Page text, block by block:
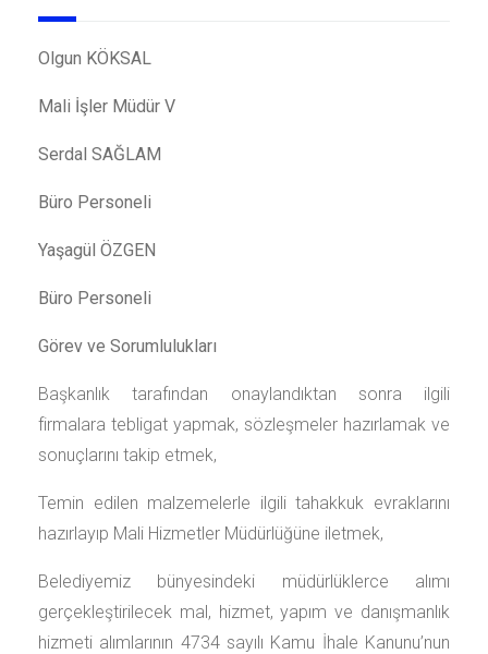
Olgun KÖKSAL
Mali İşler Müdür V
Serdal SAĞLAM
Büro Personeli
Yaşagül ÖZGEN
Büro Personeli
Görev ve Sorumlulukları
Başkanlık tarafından onaylandıktan sonra ilgili
firmalara tebligat yapmak, sözleşmeler hazırlamak ve
sonuçlarını takip etmek,
Temin edilen malzemelerle ilgili tahakkuk evraklarını
hazırlayıp Mali Hizmetler Müdürlüğüne iletmek,
Belediyemiz bünyesindeki müdürlüklerce alımı
gerçekleştirilecek mal, hizmet, yapım ve danışmanlık
hizmeti alımlarının 4734 sayılı Kamu İhale Kanunu’nun